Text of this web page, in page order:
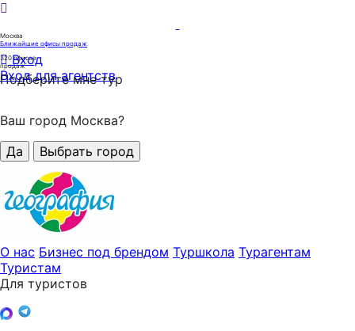
Москва
Ближайшие офисы продаж
320офисов
продаж
Вход
Вход для агентств
Подберите мне тур
Ваш город Москва?
Да
Выбрать город
О нас Бизнес под брендом Туршкола Турагентам
Туристам
Для туристов